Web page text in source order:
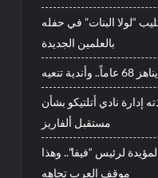
“لولا البنات” في حفله
بالعلمين الجديدة
تنعيه
نادي أتلتيكو بشأن
مستقبل ألفاريز
لرئيس “فيفا”.. وهذا
موقف العرب تجاهه